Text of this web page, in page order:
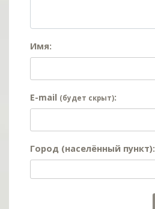
Имя:
E-mail (будет скрыт):
Город (населённый пункт):